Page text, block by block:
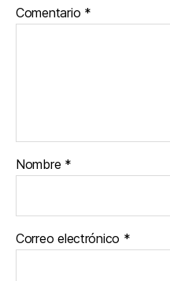
Comentario *
Nombre *
Correo electrónico *